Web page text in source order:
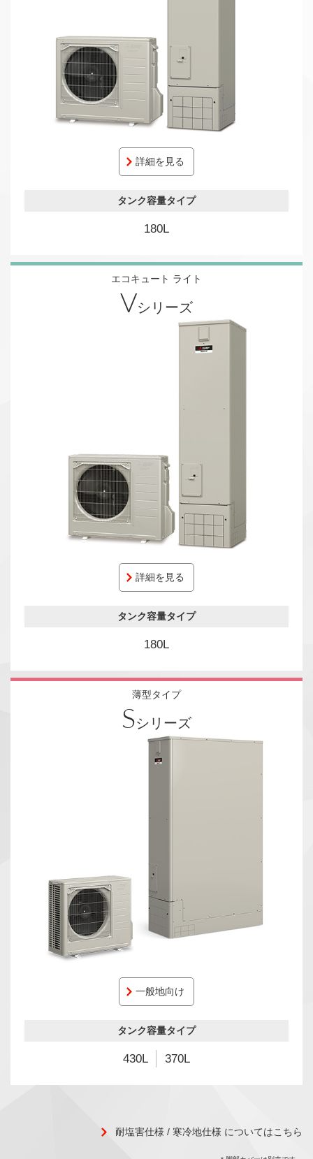
詳細を見る
タンク容量タイプ
180L
エコキュート ライト
Vシリーズ
詳細を見る
タンク容量タイプ
180L
薄型タイプ
Sシリーズ
一般地向け
タンク容量タイプ
430L 370L
耐塩害仕様 / 寒冷地仕様 についてはこちら